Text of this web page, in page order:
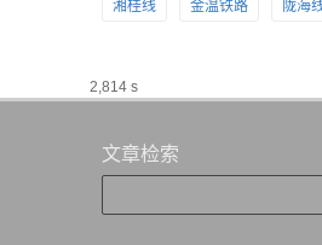
湘桂线 金温铁路 陇海
2,814 s
文章检索